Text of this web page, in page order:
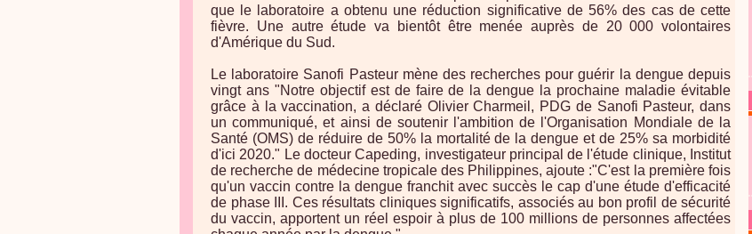
que le laboratoire a obtenu une réduction significative de 56% des cas de cette
fièvre. Une autre étude va bientôt être menée auprès de 20 000 volontaires
d'Amérique du Sud.
Le laboratoire Sanofi Pasteur mène des recherches pour guérir la dengue depuis
vingt ans "Notre objectif est de faire de la dengue la prochaine maladie évitable
grâce à la vaccination, a déclaré Olivier Charmeil, PDG de Sanofi Pasteur, dans
un communiqué, et ainsi de soutenir l'ambition de l'Organisation Mondiale de la
Santé (OMS) de réduire de 50% la mortalité de la dengue et de 25% sa morbidité
d'ici 2020." Le docteur Capeding, investigateur principal de l'étude clinique, Institut
de recherche de médecine tropicale des Philippines, ajoute :"C'est la première fois
qu'un vaccin contre la dengue franchit avec succès le cap d'une étude d'efficacité
de phase III. Ces résultats cliniques significatifs, associés au bon profil de sécurité
du vaccin, apportent un réel espoir à plus de 100 millions de personnes affectées